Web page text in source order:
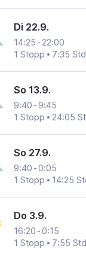
Di 22.9.
14:25 - 22:00
1 Stopp
7:35
So 13.9.
9:40 - 9:45
1 Stopp
24:05
So 27.9.
9:40 - 0:05
1 Stopp
14:25
Do 3.9.
16:20 - 0:15
1 Stopp
7:55